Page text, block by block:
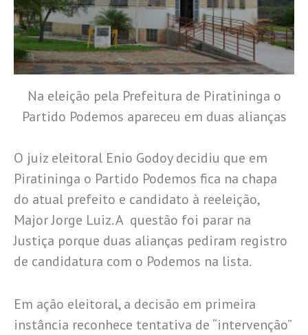
Na eleição pela Prefeitura de Piratininga o
Partido Podemos apareceu em duas alianças
O juiz eleitoral Enio Godoy decidiu que em
Piratininga o Partido Podemos fica na chapa
do atual prefeito e candidato à reeleição,
Major Jorge Luiz. A questão foi parar na
Justiça porque duas alianças pediram registro
de candidatura com o Podemos na lista.
Em ação eleitoral, a decisão em primeira
instância reconhece tentativa de “intervenção”